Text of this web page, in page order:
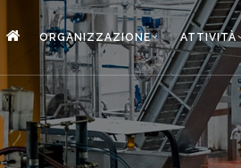
ORGANIZZAZIONE ATTIVITÀ